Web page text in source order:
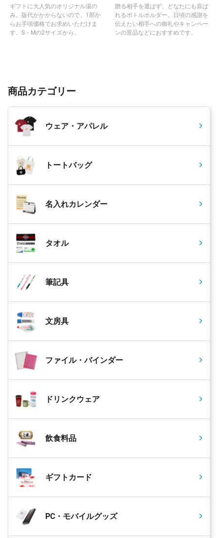
ギフトに大人気のオリジナル湯の
み。版代がかからないので、1部か
らお手頃価格でお求めいただけま
す。S・Mの2サイズから。
贈る相手を選ばず、どなたにも喜ば
れるボトルホルダー。日頃の感謝を
伝えたい相手への御礼やキャンペー
ンの景品などにおすすめです。
商品カテゴリー
ウェア・アパレル
トートバッグ
名入れカレンダー
タオル
筆記具
文房具
ファイル・バインダー
ドリンクウェア
飲食料品
ギフトカード
PC・モバイルグッズ